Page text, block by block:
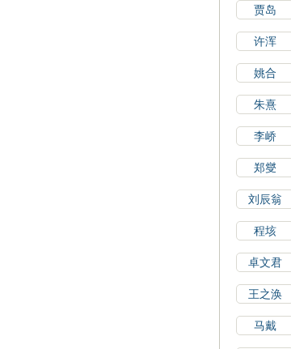
贾岛
许浑
姚合
朱熹
李峤
郑燮
刘辰翁
程垓
卓文君
王之涣
马戴